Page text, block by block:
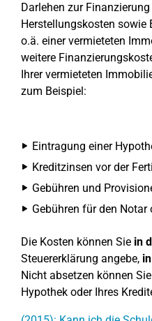
Darlehen zur
Herstellungskosten
o.ä. einer vermieteten
weitere
Ihrer vermieteten
zum Beispiel:
Eintragung einer
Kreditzinsen vor der
Gebühren und
Gebühren für den
Die Kosten können Sie in
Steuererklärung angebe,
Nicht absetzen können
Hypothek oder Ihres